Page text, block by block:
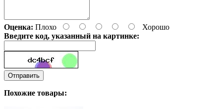
Оценка: Плохо
Хорошо
Введите код, указанный на картинке:
Отправить
Похожие товары: